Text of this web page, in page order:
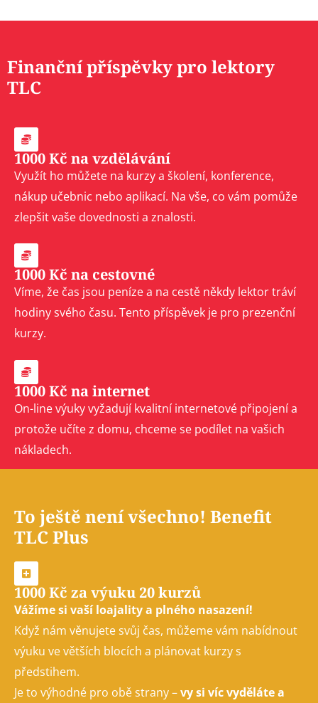
Finanční příspěvky pro lektory
TLC
1000 Kč na vzdělávání
Využít ho můžete na kurzy a školení, konference,
nákup učebnic nebo aplikací. Na vše, co vám pomůže
zlepšit vaše dovednosti a znalosti.
1000 Kč na cestovné
Víme, že čas jsou peníze a na cestě někdy lektor tráví
hodiny svého času. Tento příspěvek je pro prezenční
kurzy.
1000 Kč na internet
On-line výuky vyžadují kvalitní internetové připojení a
protože učíte z domu, chceme se podílet na vašich
nákladech.
To ještě není všechno! Benefit
TLC Plus
1000 Kč za výuku 20 kurzů
Vážíme si vaší loajality a plného nasazení!
Když nám věnujete svůj čas, můžeme vám nabídnout
výuku ve větších blocích a plánovat kurzy s
předstihem.
Je to výhodné pro obě strany –vy si víc vyděláte a